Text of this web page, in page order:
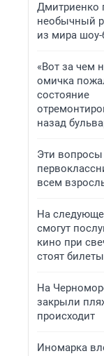
Дмитриенко
необычный
из мира шоу-
«Вот за чем
омичка
состояние
назад
Эти
всем
На
смогут
кино при
стоят билеты
На
закрыли
происходит
Иномарка